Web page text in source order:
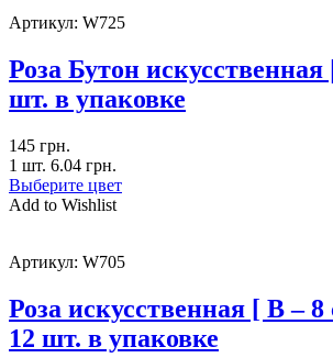
Артикул: W725
Роза Бутон искусственная
шт. в упаковке
145 грн.
1 шт. 6.04 грн.
Выберите цвет
Add to Wishlist
Артикул: W705
Роза искусственная [ В –
12 шт. в упаковке